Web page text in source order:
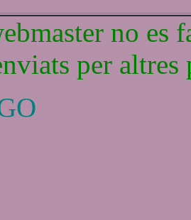
no es
per altres